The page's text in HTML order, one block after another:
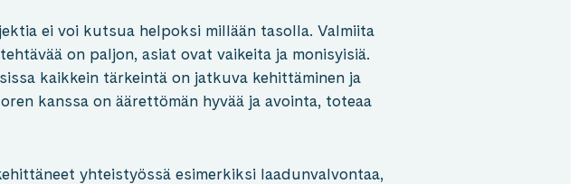
ei voi kutsua helpoksi millään tasolla. Valmiita
on paljon, asiat ovat vaikeita ja monisyisiä.
kaikkein tärkeintä on jatkuva kehittäminen ja
kanssa on äärettömän hyvää ja avointa, toteaa
yhteistyössä esimerkiksi laadunvalvontaa,